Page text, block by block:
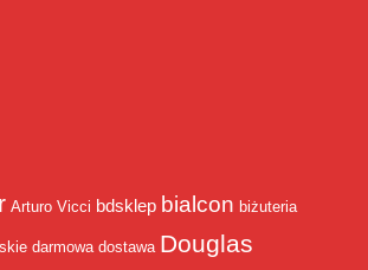
Arturo Vicci bdsklep bialcon biżuteria
darmowa dostawa Douglas